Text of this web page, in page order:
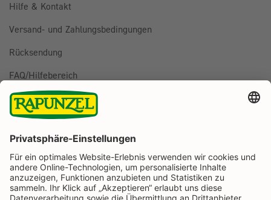
Hilfe & Kontakt
Versand- und Zahlungsbedingungen
Rücksendung
FAQ/Hilfebereich
BESTELLUNG WIDERRUFEN
Rapunzel Naturkost auf Facebook
Rapunzel Naturkost auf Instagram
Rapunzel Naturkost auf YouTube
Rapunzel Naturkost auf Pinterest
Rapunzel Naturkost auf LinkedIn